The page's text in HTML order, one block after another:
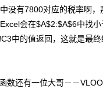
没有7800对应的税率啊
会在$A$2:$A$6中找
中的值返回，这就是最终
还有一位大哥－－